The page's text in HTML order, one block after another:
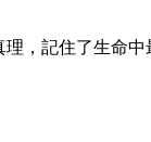
，記住了生命